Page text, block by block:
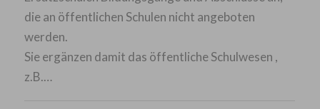
die an öffentlichen Schulen nicht angeboten
werden.
Sie ergänzen damit das öffentliche Schulwesen ,
z.B.…